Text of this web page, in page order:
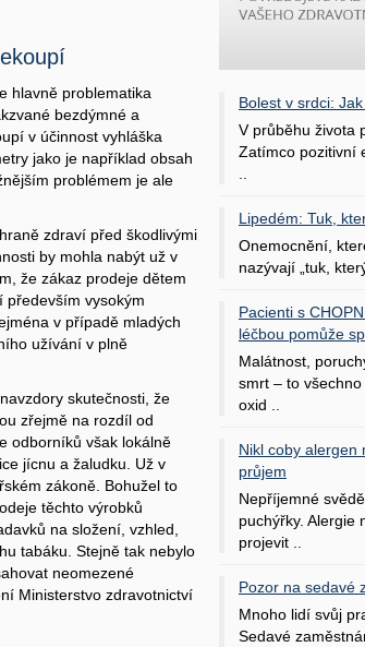
hlavně problematika
bezdýmné a
v účinnost vyhláška
jako je například obsah
problémem je ale
zdraví před škodlivými
by mohla nabýt už v
že zákaz prodeje dětem
především vysokým
v případě mladých
užívání v plně
skutečnosti, že
zřejmě na rozdíl od
odborníků však lokálně
jícnu a žaludku. Už v
zákoně. Bohužel to
těchto výrobků
na složení, vzhled,
tabáku. Stejně tak nebylo
neomezené
Ministerstvo zdravotnictví
Bolest v srdci:
V průběhu života
Zatímco pozitivní
Lipedém: Tuk,
Onemocnění,
nazývají „tuk,
Pacienti s
léčbou pomůže
Malátnost,
smrt – to
oxid ..
Nikl coby alergen
průjem
Nepříjemné
puchýřky. Alergie
projevit ..
Pozor na sedavé
Mnoho lidí svůj
Sedavé